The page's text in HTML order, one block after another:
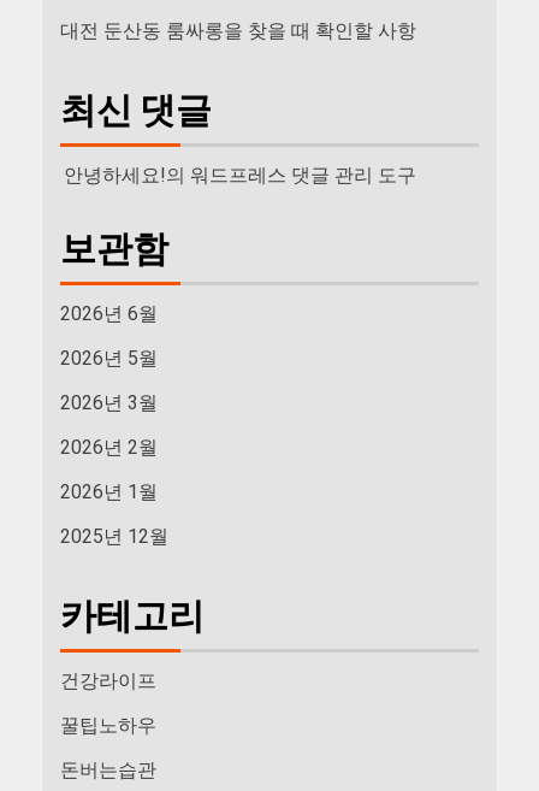
대전 둔산동 룸싸롱을 찾을 때 확인할 사항
최신 댓글
안녕하세요!의 워드프레스 댓글 관리 도구
보관함
2026년 6월
2026년 5월
2026년 3월
2026년 2월
2026년 1월
2025년 12월
카테고리
건강라이프
꿀팁노하우
돈버는습관